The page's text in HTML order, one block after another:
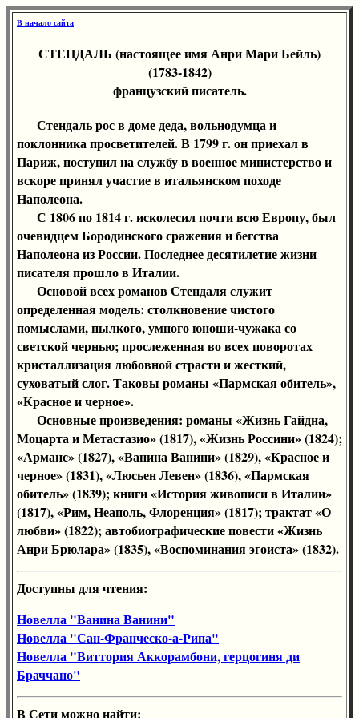
В начало сайта
СТЕНДАЛЬ (настоящее имя Анри Мари Бейль)
(1783-1842)
французский писатель.
Стендаль рос в доме деда, вольнодумца и
поклонника просветителей. В 1799 г. он приехал в
Париж, поступил на службу в военное министерство и
вскоре принял участие в итальянском походе
Наполеона.
С 1806 по 1814 г. исколесил почти всю Европу, был
очевидцем Бородинского сражения и бегства
Наполеона из России. Последнее десятилетие жизни
писателя прошло в Италии.
Основой всех романов Стендаля служит
определенная модель: столкновение чистого
помыслами, пылкого, умного юноши-чужака со
светской чернью; прослеженная во всех поворотах
кристаллизация любовной страсти и жесткий,
суховатый слог. Таковы романы «Пармская обитель»,
«Красное и черное».
Основные произведения: романы «Жизнь Гайдна,
Моцарта и Метастазио» (1817), «Жизнь Россини» (1824);
«Арманс» (1827), «Ванина Ванини» (1829), «Красное и
черное» (1831), «Люсьен Левен» (1836), «Пармская
обитель» (1839); книги «История живописи в Италии»
(1817), «Рим, Неаполь, Флоренция» (1817); трактат «О
любви» (1822); автобиографические повести «Жизнь
Анри Брюлара» (1835), «Воспоминания эгоиста» (1832).
Доступны для чтения:
Новелла "Ванина Ванини"
Новелла "Сан-Франческо-а-Рипа"
Новелла "Виттория Аккорамбони, герцогиня ди
Браччано"
В Сети можно найти: